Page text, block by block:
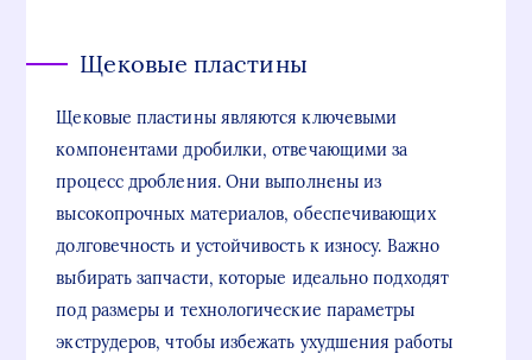
Щековые пластины
Щековые пластины являются ключевыми
компонентами дробилки, отвечающими за
процесс дробления. Они выполнены из
высокопрочных материалов, обеспечивающих
долговечность и устойчивость к износу. Важно
выбирать запчасти, которые идеально подходят
под размеры и технологические параметры
экструдеров, чтобы избежать ухудшения работы